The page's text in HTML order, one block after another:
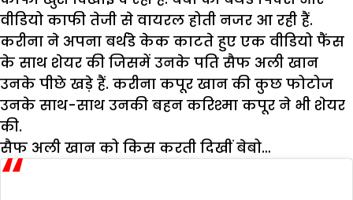
वीडियो काफी तेजी से वायरल होती नजर आ रही हैं.
करीना ने अपना बर्थडे केक काटते हुए एक वीडियो फैंस
के साथ शेयर की जिसमें उनके पति सैफ अली खान
उनके पीछे खड़े हैं. करीना कपूर खान की कुछ फोटोज
उनके साथ-साथ उनकी बहन करिश्मा कपूर ने भी शेयर
की.
सैफ अली खान को किस करती दिखीं बेबो…